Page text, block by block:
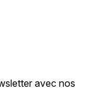
avec nos